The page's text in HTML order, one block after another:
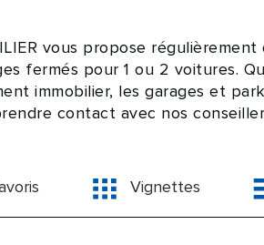
vous propose
fermés pour 1 ou 2 voitures.
immobilier, les garages et
contact avec nos
Vignettes